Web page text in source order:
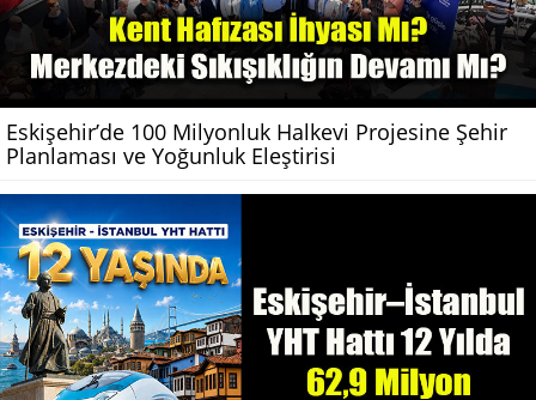
Eskişehir’de 100 Milyonluk Halkevi Projesine Şehir
Planlaması ve Yoğunluk Eleştirisi